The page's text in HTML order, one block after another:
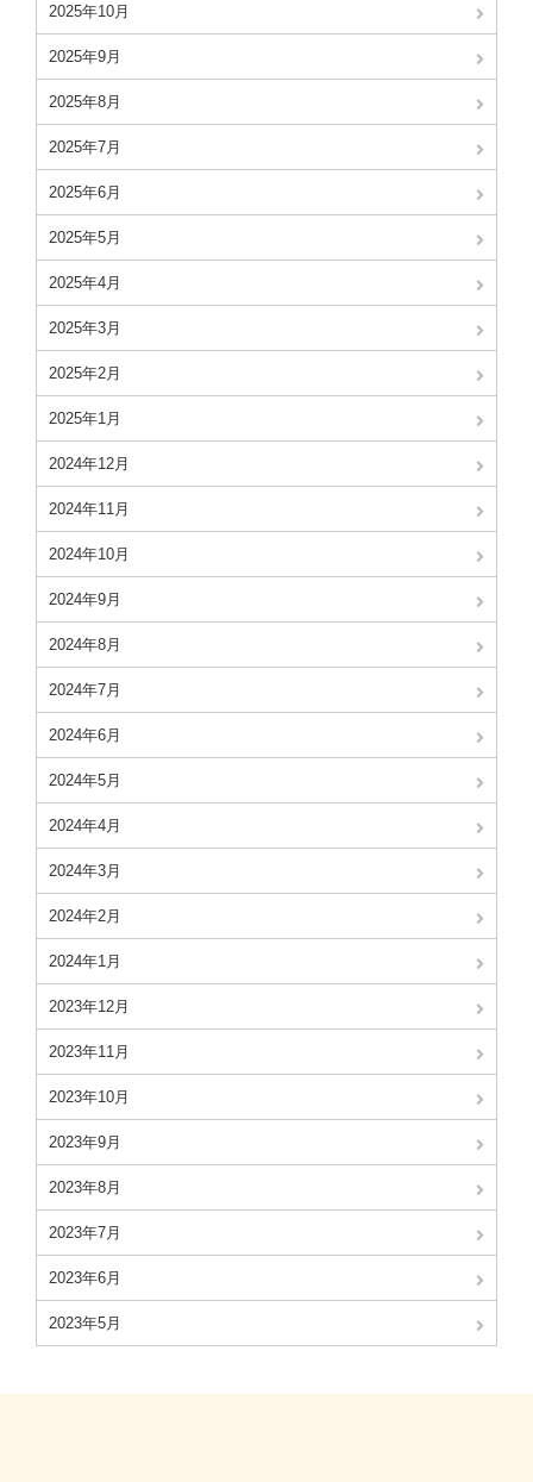
2025年10月
2025年9月
2025年8月
2025年7月
2025年6月
2025年5月
2025年4月
2025年3月
2025年2月
2025年1月
2024年12月
2024年11月
2024年10月
2024年9月
2024年8月
2024年7月
2024年6月
2024年5月
2024年4月
2024年3月
2024年2月
2024年1月
2023年12月
2023年11月
2023年10月
2023年9月
2023年8月
2023年7月
2023年6月
2023年5月